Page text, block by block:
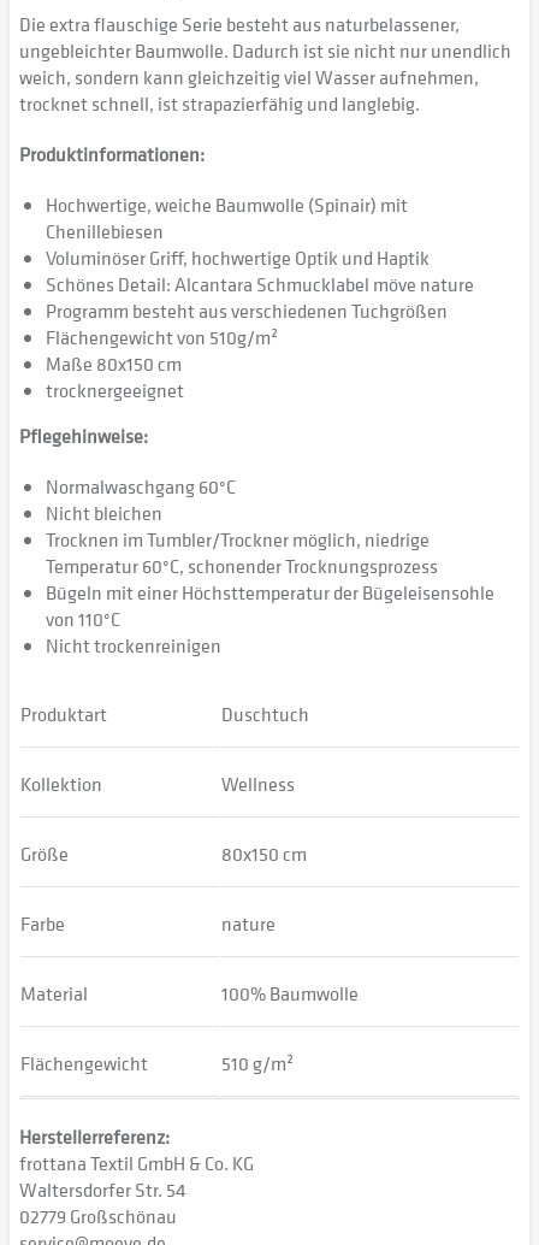
Die extra flauschige Serie besteht aus naturbelassener,
ungebleichter Baumwolle. Dadurch ist sie nicht nur unendlich
weich, sondern kann gleichzeitig viel Wasser aufnehmen,
trocknet schnell, ist strapazierfähig und langlebig.
Produktinformationen:
Hochwertige, weiche Baumwolle (Spinair) mit
Chenillebiesen
Voluminöser Griff, hochwertige Optik und Haptik
Schönes Detail: Alcantara Schmucklabel möve nature
Programm besteht aus verschiedenen Tuchgrößen
Flächengewicht von 510g/m²
Maße 80x150 cm
trocknergeeignet
Pflegehinweise:
Normalwaschgang 60°C
Nicht bleichen
Trocknen im Tumbler/Trockner möglich, niedrige
Temperatur 60°C, schonender Trocknungsprozess
Bügeln mit einer Höchsttemperatur der Bügeleisensohle
von 110°C
Nicht trockenreinigen
Produktart Duschtuch
Kollektion Wellness
Größe 80x150 cm
Farbe nature
Material 100% Baumwolle
Flächengewicht 510 g/m²
Herstellerreferenz:
frottana Textil GmbH & Co. KG
Waltersdorfer Str. 54
02779 Großschönau